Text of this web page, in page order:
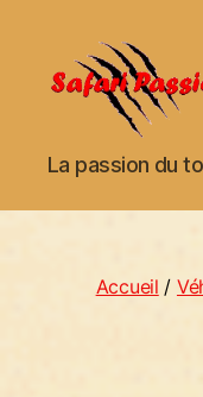
La passion du
Accueil /